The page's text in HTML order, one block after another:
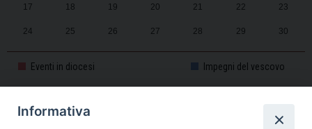
17 18 19 20 21 22 23
24 25 26 27 28 29 30
31 1 2 3 4 5 6
Eventi in diocesi Impegni del vescovo
CALENDARIO PASTORALE 2025-2026
Informativa